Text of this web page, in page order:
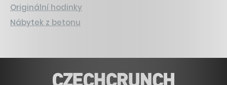
Originální hodinky
Nábytek z betonu